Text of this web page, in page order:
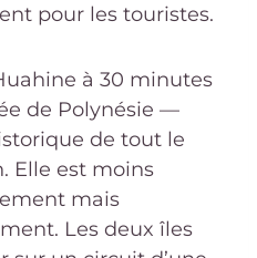
pour les touristes.
à 30 minutes
de Polynésie —
de tout le
Elle est moins
mais
Les deux îles